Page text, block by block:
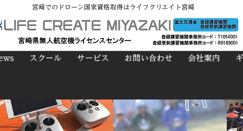
宮崎でのドローン国家資格取得はライフクリエイト宮崎
スクール サービス お問い合わせ 会社案内